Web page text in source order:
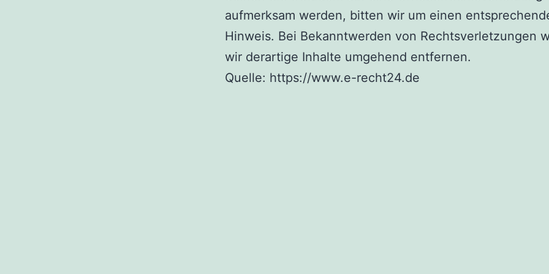
aufmerksam werden, bitten wir um einen
Hinweis. Bei Bekanntwerden von Rechtsverletzungen
wir derartige Inhalte umgehend entfernen.
Quelle: https://www.e-recht24.de